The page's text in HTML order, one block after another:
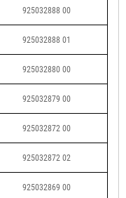
925032888 00
925032888 01
925032880 00
925032879 00
925032872 00
925032872 02
925032869 00